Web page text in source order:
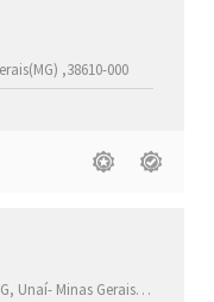
,38610-000
Unaí- Minas Gerais(MG)